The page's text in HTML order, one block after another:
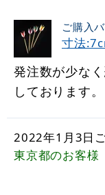
ご購入
寸法
発注数が少な
しております。
2022年1月3日
東京都のお客様